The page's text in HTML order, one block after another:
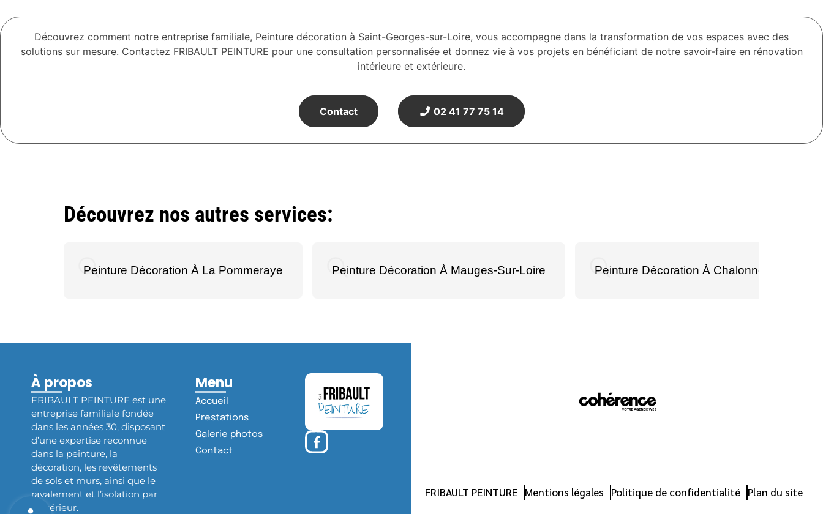
Découvrez comment notre entreprise familiale, Peinture décoration à Saint-Georges-sur-Loire, vous accompagne dans la transformation de vos espaces avec des
solutions sur mesure. Contactez FRIBAULT PEINTURE pour une consultation personnalisée et donnez vie à vos projets en bénéficiant de notre savoir-faire en rénovation
intérieure et extérieure.
Contact 02 41 77 75 14
Découvrez nos autres services:
Peinture Décoration À La Pommeraye Peinture Décoration À Mauges-Sur-Loire Peinture Décoration À Chalonnes-Sur-Loire
À propos
FRIBAULT PEINTURE est une
entreprise familiale fondée
dans les années 30, disposant
d’une expertise reconnue
dans la peinture, la
décoration, les revêtements
de sols et murs, ainsi que le
ravalement et l’isolation par
l’extérieur.
Menu
Accueil
Prestations
Galerie photos
Contact
FRIBAULT PEINTURE Mentions légales Politique de confidentialité Plan du site